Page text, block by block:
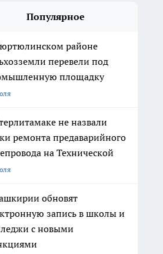
Популярное
районе
перевели под
площадку
не назвали
ремонта предаварийного
на Технической
обновят
запись в школы и
с новыми